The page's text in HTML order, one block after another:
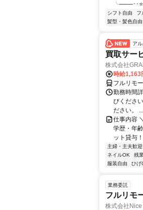
╰───･･
シフト自由 フ
髪型・髪色自由
ア
買取サー
株式会社
時給1,163
フルリモ
勤務時間
びくださ
ださい。 ...
仕事内容
学歴・年
ット貸与
主婦・主夫歓迎
ネイルOK
残
服装自由
ひげ
業務委託
フルリモ
株式会社